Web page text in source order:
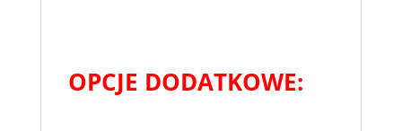
OPCJE DODATKOWE: